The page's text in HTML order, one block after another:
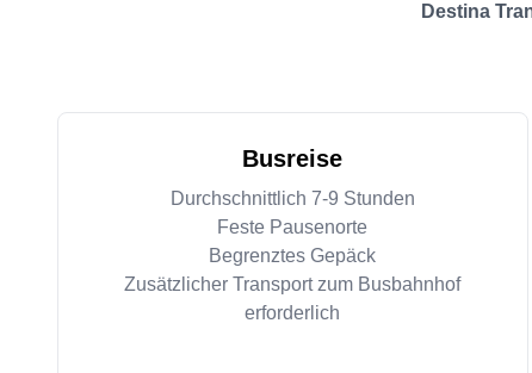
Destina
Busreise
Durchschnittlich 7-9 Stunden
Feste Pausenorte
Begrenztes Gepäck
Zusätzlicher Transport zum Busbahnhof
erforderlich